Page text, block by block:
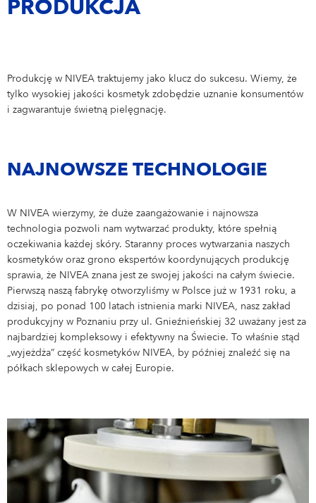
NIVEA BABY
Sprzedaż i e-commerce
IT
Zarządzanie łańcuchem dostaw
BHP | Ochrona środowiska
Produkcja
Dział Techniczny
Zarządzanie jakością
Magazyn
Zarządzanie materiałowe
Aplikacja
Dołącz do nas!
PRODUKCJA
Produkcję w NIVEA traktujemy jako klucz do sukcesu. Wiemy, że
tylko wysokiej jakości kosmetyk zdobędzie uznanie konsumentów
i zagwarantuje świetną pielęgnację.
NAJNOWSZE TECHNOLOGIE
W NIVEA wierzymy, że duże zaangażowanie i najnowsza
technologia pozwoli nam wytwarzać produkty, które spełnią
oczekiwania każdej skóry. Staranny proces wytwarzania naszych
kosmetyków oraz grono ekspertów koordynujących produkcję
sprawia, że NIVEA znana jest ze swojej jakości na całym świecie.
Pierwszą naszą fabrykę otworzyliśmy w Polsce już w 1931 roku, a
dzisiaj, po ponad 100 latach istnienia marki NIVEA, nasz zakład
produkcyjny w Poznaniu przy ul. Gnieźnieńskiej 32 uważany jest za
najbardziej kompleksowy i efektywny na Świecie. To właśnie stąd
„wyjeżdża” część kosmetyków NIVEA, by później znaleźć się na
półkach sklepowych w całej Europie.